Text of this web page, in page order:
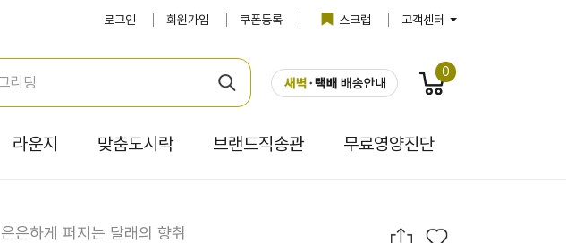
로그인 회원가입 쿠폰등록 스크랩 고객센터
0
라운지 맞춤도시락 브랜드직송관 무료영양진단
은은하게 퍼지는 달래의 향취